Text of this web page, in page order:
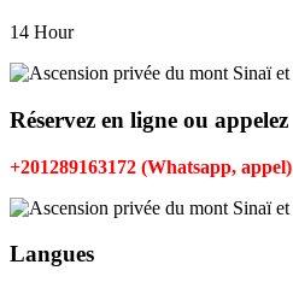
14 Hour
Réservez en ligne ou appelez
+201289163172 (Whatsapp, appel)
Langues